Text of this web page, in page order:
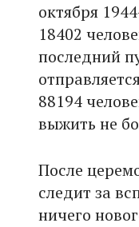
октября
18402
последний
88194
выжить не
После
следит за
ничего